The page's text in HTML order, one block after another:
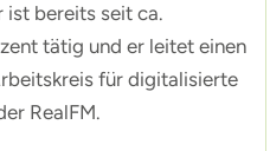
ist bereits seit ca.
tätig und er leitet einen
für digitalisierte
RealFM.